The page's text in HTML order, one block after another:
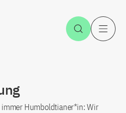
Suche
Humboldtianer*in: Wir